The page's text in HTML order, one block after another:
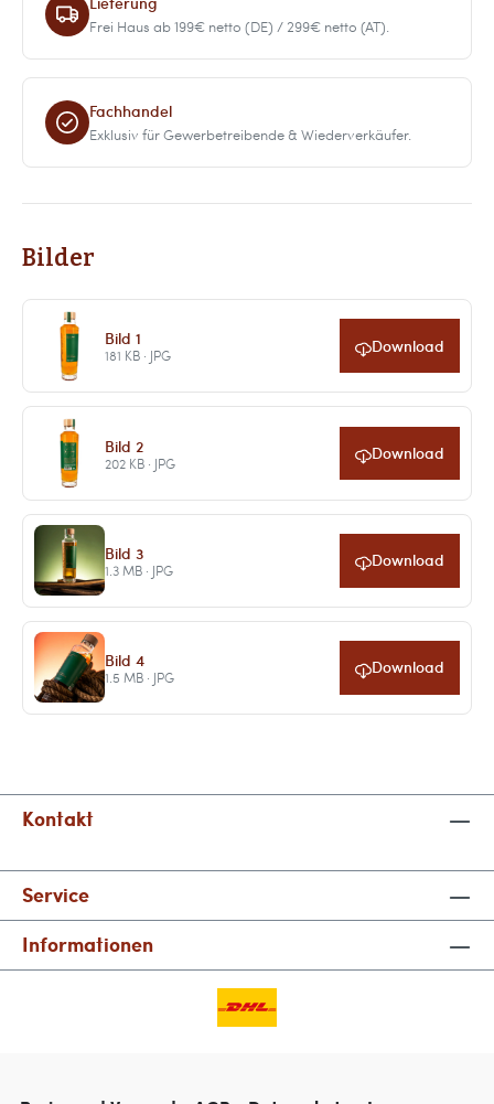
Frei Haus ab 199€ netto (DE) / 299€ netto (AT).
Fachhandel
Exklusiv für Gewerbetreibende & Wiederverkäufer.
Bilder
Bild 1
181 KB · JPG Download
Bild 2
202 KB · JPG Download
Bild 3
1.3 MB · JPG Download
Bild 4
1.5 MB · JPG Download
Kontakt
Service
Informationen